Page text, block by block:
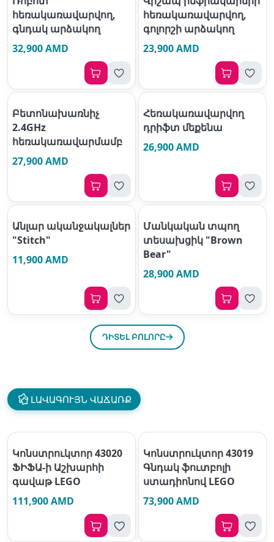
հեռակառավարվող,
գնդակ արձակող
32,900 AMD
հեռակառավարվող,
գոլորշի արձակող
23,900 AMD
Բետոնախառնիչ
2.4GHz
հեռակառավարմամբ
27,900 AMD
Հեռակառավարվող
դրիֆտ մեքենա
26,900 AMD
Անլար ականջակալներ
"Stitch"
11,900 AMD
Մանկական տպող
տեսախցիկ "Brown
Bear"
28,900 AMD
ԴԻՏԵԼ ԲՈԼՈՐԸ
ԼԱՎԱԳՈՒՅՆ ՎԱՃԱՌՔ
Կոնստրուկտոր 43020
ՖԻՖԱ-ի Աշխարհի
գավաթ LEGO
111,900 AMD
Կոնստրուկտոր 43019
Գնդակ ֆուտբոլի
ստադիոնով LEGO
73,900 AMD